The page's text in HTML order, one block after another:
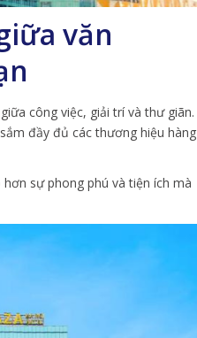
văn
công việc, giải trí và thư giãn.
đầy đủ các thương hiệu hàng
sự phong phú và tiện ích mà